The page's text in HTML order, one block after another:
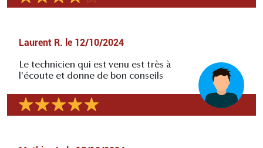
Laurent R. le 12/10/2024
Le technicien qui est venu est très à
l'écoute et donne de bon conseils